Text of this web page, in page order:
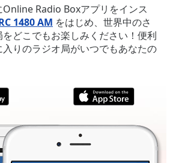
Radio Boxアプリをインス
1480 AM をはじめ、世界中のさ
をどこでもお楽しみください！便利
りのラジオ局がいつでもあなたの